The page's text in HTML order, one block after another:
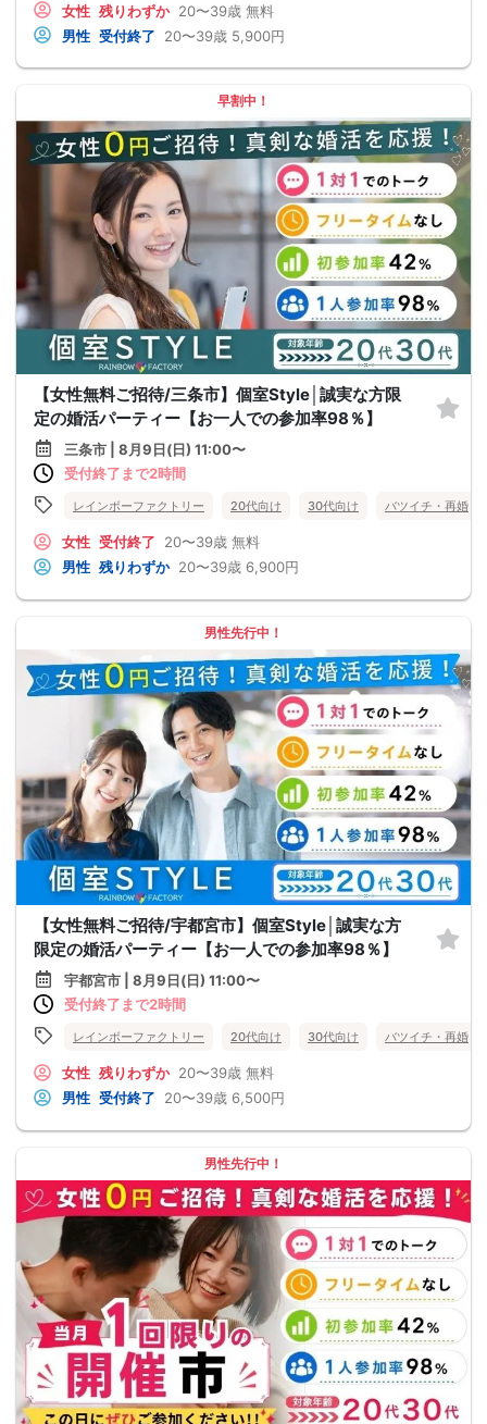
女性 残りわずか 20〜39歳 無料
男性 受付終了 20〜39歳 5,900円
早割中！
【女性無料ご招待/三条市】個室Style│誠実な方限
定の婚活パーティー【お一人での参加率98％】
三条市 | 8月9日(日) 11:00〜
受付終了まで2時間
レインボーファクトリー 20代向け 30代向け バツイチ・再婚
女性 受付終了 20〜39歳 無料
男性 残りわずか 20〜39歳 6,900円
男性先行中！
【女性無料ご招待/宇都宮市】個室Style│誠実な方
限定の婚活パーティー【お一人での参加率98％】
宇都宮市 | 8月9日(日) 11:00〜
受付終了まで2時間
レインボーファクトリー 20代向け 30代向け バツイチ・再婚
女性 残りわずか 20〜39歳 無料
男性 受付終了 20〜39歳 6,500円
男性先行中！